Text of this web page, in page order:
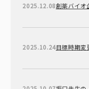
2025.12.08創薬バイオ
2025.10.24目標時期変